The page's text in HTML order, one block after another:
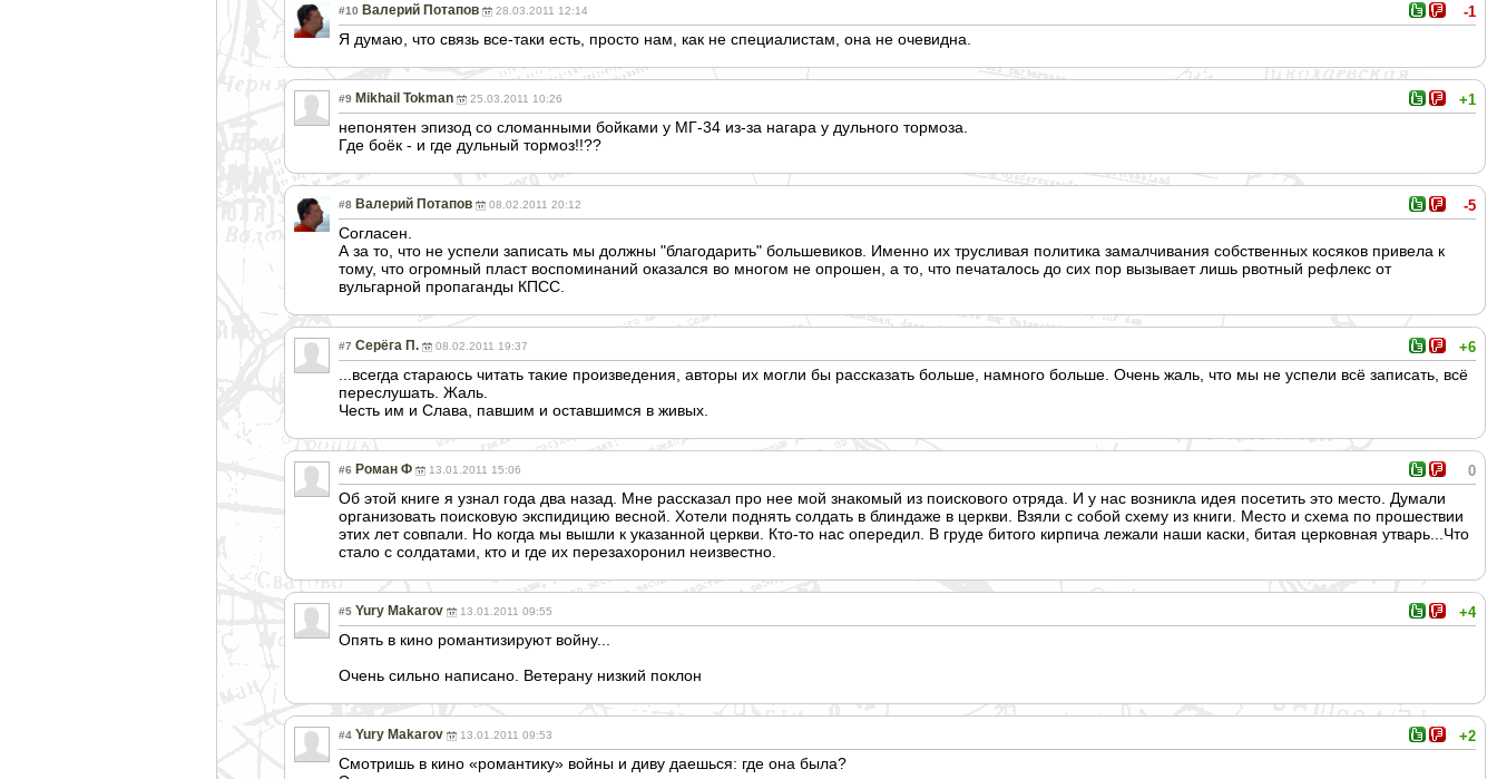
-1
#10 Валерий Потапов 28.03.2011 12:14
Я думаю, что связь все-таки есть, просто нам, как не специалистам, она не очевидна.
+1
#9 Mikhail Tokman 25.03.2011 10:26
непонятен эпизод со сломанными бойками у МГ-34 из-за нагара у дульного тормоза.
Где боёк - и где дульный тормоз!!??
-5
#8 Валерий Потапов 08.02.2011 20:12
Согласен.
А за то, что не успели записать мы должны "благодарить" большевиков. Именно их трусливая политика замалчивания собственных косяков привела к
тому, что огромный пласт воспоминаний оказался во многом не опрошен, а то, что печаталось до сих пор вызывает лишь рвотный рефлекс от
вульгарной пропаганды КПСС.
+6
#7 Серёга П. 08.02.2011 19:37
...всегда стараюсь читать такие произведения, авторы их могли бы рассказать больше, намного больше. Очень жаль, что мы не успели всё записать, всё
переслушать. Жаль.
Честь им и Слава, павшим и оставшимся в живых.
0
#6 Роман Ф 13.01.2011 15:06
Об этой книге я узнал года два назад. Мне рассказал про нее мой знакомый из поискового отряда. И у нас возникла идея посетить это место. Думали
организовать поисковую экспидицию весной. Хотели поднять солдать в блиндаже в церкви. Взяли с собой схему из книги. Место и схема по прошествии
этих лет совпали. Но когда мы вышли к указанной церкви. Кто-то нас опередил. В груде битого кирпича лежали наши каски, битая церковная утварь...Что
стало с солдатами, кто и где их перезахоронил неизвестно.
+4
#5 Yury Makarov 13.01.2011 09:55
Опять в кино романтизируют войну...
Очень сильно написано. Ветерану низкий поклон
+2
#4 Yury Makarov 13.01.2011 09:53
Смотришь в кино «романтику» войны и диву даешься: где она была?